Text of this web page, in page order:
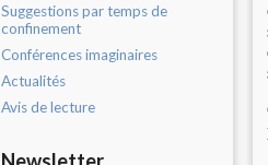
Suggestions par temps de
confinement
Conférences imaginaires
Actualités
Avis de lecture